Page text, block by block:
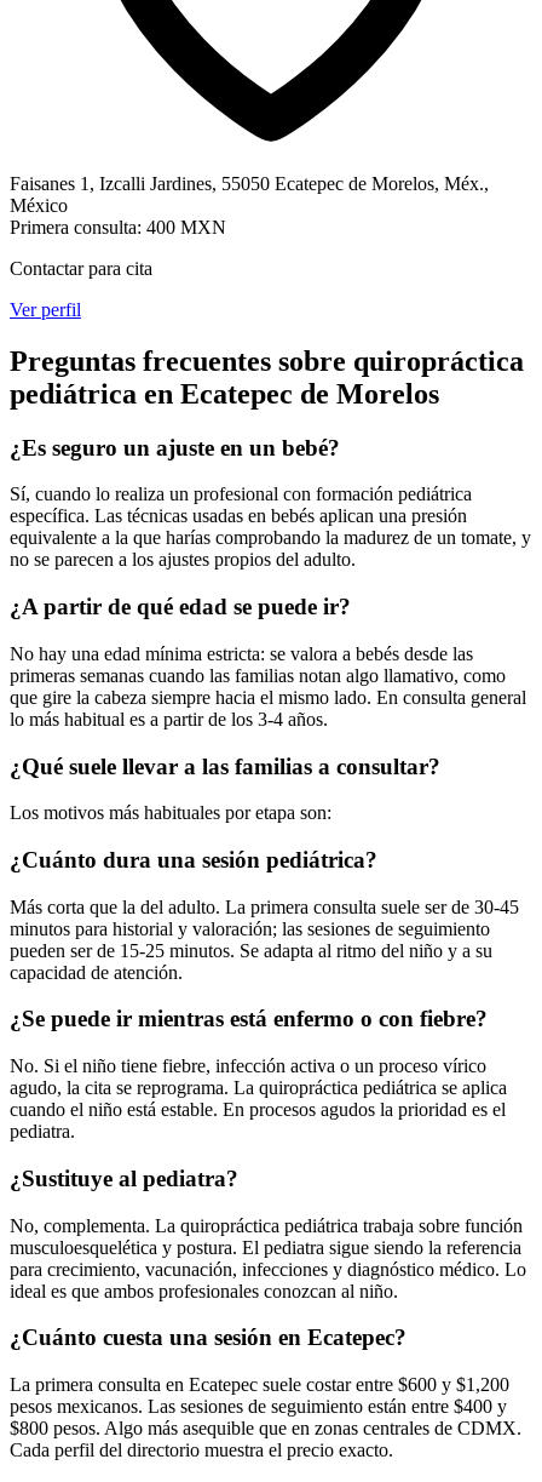
Faisanes 1, Izcalli Jardines, 55050 Ecatepec de Morelos, Méx.,
México
Primera consulta: 400 MXN
Contactar para cita
Ver perfil
Preguntas frecuentes sobre quiropráctica
pediátrica en Ecatepec de Morelos
¿Es seguro un ajuste en un bebé?
Sí, cuando lo realiza un profesional con formación pediátrica
específica. Las técnicas usadas en bebés aplican una presión
equivalente a la que harías comprobando la madurez de un tomate, y
no se parecen a los ajustes propios del adulto.
¿A partir de qué edad se puede ir?
No hay una edad mínima estricta: se valora a bebés desde las
primeras semanas cuando las familias notan algo llamativo, como
que gire la cabeza siempre hacia el mismo lado. En consulta general
lo más habitual es a partir de los 3-4 años.
¿Qué suele llevar a las familias a consultar?
Los motivos más habituales por etapa son:
¿Cuánto dura una sesión pediátrica?
Más corta que la del adulto. La primera consulta suele ser de 30-45
minutos para historial y valoración; las sesiones de seguimiento
pueden ser de 15-25 minutos. Se adapta al ritmo del niño y a su
capacidad de atención.
¿Se puede ir mientras está enfermo o con fiebre?
No. Si el niño tiene fiebre, infección activa o un proceso vírico
agudo, la cita se reprograma. La quiropráctica pediátrica se aplica
cuando el niño está estable. En procesos agudos la prioridad es el
pediatra.
¿Sustituye al pediatra?
No, complementa. La quiropráctica pediátrica trabaja sobre función
musculoesquelética y postura. El pediatra sigue siendo la referencia
para crecimiento, vacunación, infecciones y diagnóstico médico. Lo
ideal es que ambos profesionales conozcan al niño.
¿Cuánto cuesta una sesión en Ecatepec?
La primera consulta en Ecatepec suele costar entre $600 y $1,200
pesos mexicanos. Las sesiones de seguimiento están entre $400 y
$800 pesos. Algo más asequible que en zonas centrales de CDMX.
Cada perfil del directorio muestra el precio exacto.